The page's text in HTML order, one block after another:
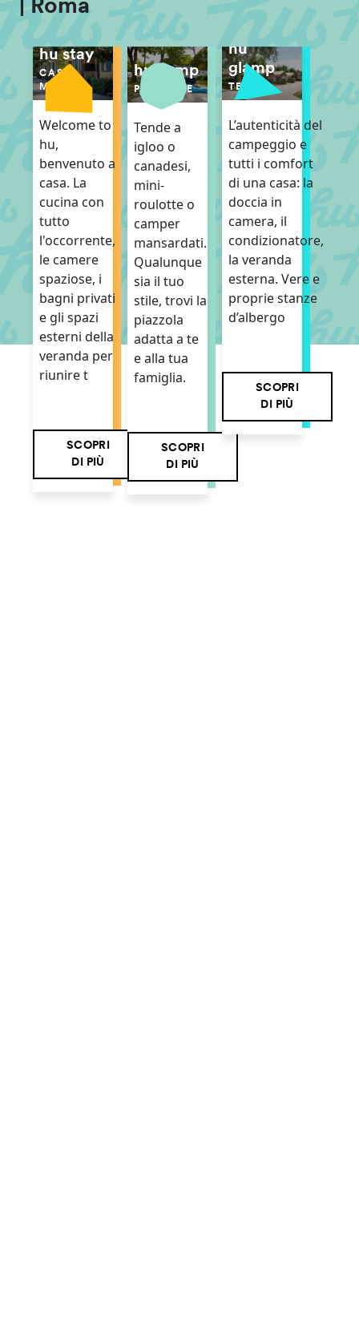
| Roma
hu stay
CASE
MOBILI
Welcome to
hu,
benvenuto a
casa. La
cucina con
tutto
l'occorrente,
le camere
spaziose, i
bagni privati
e gli spazi
esterni della
veranda per
riunire t
SCOPRI
DI PIÙ
hu camp
PIAZZOLE
Tende a
igloo o
canadesi,
mini-
roulotte o
camper
mansardati.
Qualunque
sia il tuo
stile, trovi la
piazzola
adatta a te
e alla tua
famiglia.
SCOPRI
DI PIÙ
hu
glamp
TENDE
L’autenticità del
campeggio e
tutti i comfort
di una casa: la
doccia in
camera, il
condizionatore,
la veranda
esterna. Vere e
proprie stanze
d’albergo
SCOPRI
DI PIÙ